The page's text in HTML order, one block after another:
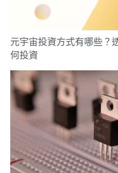
元宇宙投資方式有哪些？
何投資